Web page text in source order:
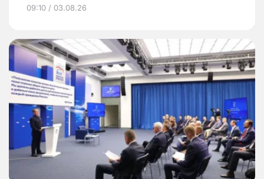
09:10 / 03.08.26